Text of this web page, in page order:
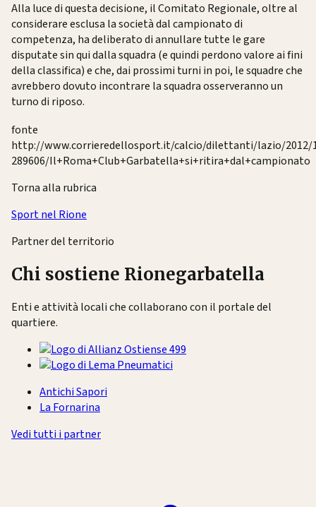
Alla luce di questa decisione, il Comitato Regionale, oltre al
considerare esclusa la società dal campionato di
competenza, ha deliberato di annullare tutte le gare
disputate sin qui dalla squadra (e quindi perdono valore ai fini
della classifica) e che, dai prossimi turni in poi, le squadre che
avrebbero dovuto incontrare la squadra osserveranno un
turno di riposo.
fonte
http://www.corrieredellosport.it/calcio/dilettanti/lazio/2012/
289606/Il+Roma+Club+Garbatella+si+ritira+dal+campionato
Torna alla rubrica
Sport nel Rione
Partner del territorio
Chi sostiene Rionegarbatella
Enti e attività locali che collaborano con il portale del
quartiere.
Antichi Sapori
La Fornarina
Vedi tutti i partner